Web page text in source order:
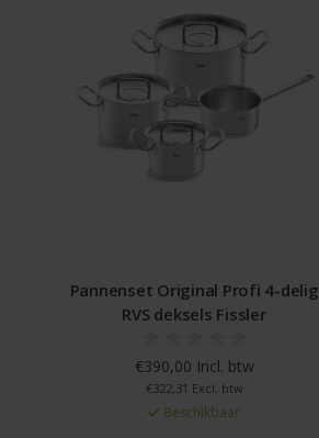
Pannenset Original Profi 4-delig
RVS deksels Fissler
€390,00 Incl. btw
€322,31 Excl. btw
Beschikbaar